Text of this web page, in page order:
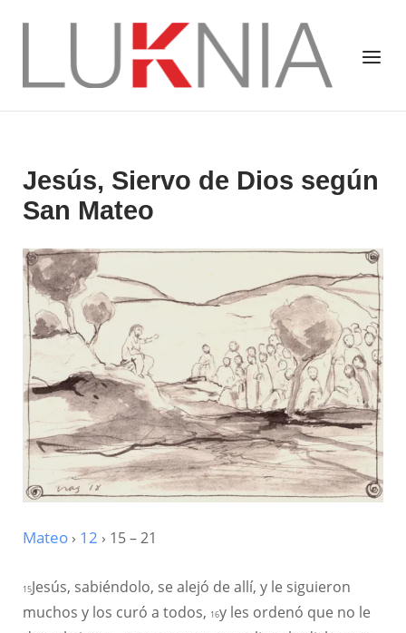
Menú
Jesús, Siervo de Dios según
San Mateo
Mateo › 12 › 15 – 21
15Jesús, sabiéndolo, se alejó de allí, y le siguieron
muchos y los curó a todos, 16y les ordenó que no le